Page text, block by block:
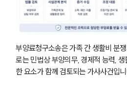
부양료청구소송은 가족 간 생활비 분
로는 민법상 부양의무, 경제적 능력,
한 요소가 함께 검토되는 가사사건입니